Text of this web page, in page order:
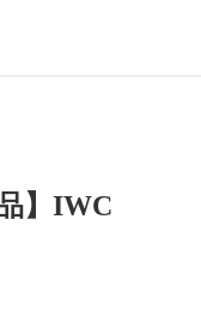
】IWC